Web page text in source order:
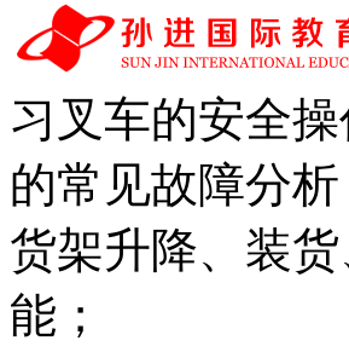
习叉车的安全
的常见故障分
货架升降、装
能；